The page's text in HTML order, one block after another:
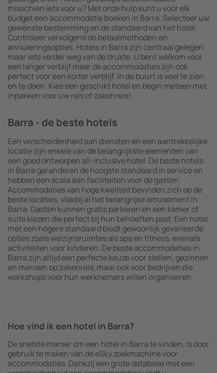
misschien iets voor u? Met onze hulp kunt u voor elk
budget een accommodatie boeken in Barra. Selecteer uw
gewenste bestemming en de standaard van het hotel.
Controleer vervolgens de betaalmethoden en
annuleringsopties. Hotels in Barra zijn centraal gelegen
maar iets verder weg van de drukte. U bent welkom voor
een langer verblijf maar de accommodaties zijn ook
perfect voor een korter verblijf. In de buurt is veel te zien
en te doen. Kies een geschikt hotel en begin meteen met
inpakken voor uw reis of zakenreis!
Barra - de beste hotels
Een verscheidenheid aan diensten en een aantrekkelijke
locatie zijn enkele van de belangrijkste elementen van
een goed ontworpen all-inclusive hotel. De beste hotels
in Barra garanderen de hoogste standaard in service en
hebben een scala aan faciliteiten voor de gasten.
Accommodaties van hoge kwaliteit bevinden zich op de
beste locaties, vlakbij al het belangrijke amusement in
Barra. Gasten kunnen gratis parkeren en een kamer of
suite kiezen die perfect bij hun behoeften past. Een hotel
met een hogere standaard biedt gewoonlijk gevarieerde
opties zoals welzijnsruimtes als spa en fitness, evenals
activiteiten voor kinderen. De beste accommodaties in
Barra zijn altijd een perfecte keuze voor stellen, gezinnen
en mensen op zakenreis, maar ook voor bedrijven die
workshops voor hun werknemers willen organiseren.
Hoe vind ik een hotel in Barra?
De snelste manier om een hotel in Barra te vinden, is door
gebruik te maken van de eSky zoekmachine voor
accommodaties. Dankzij een grote database met een